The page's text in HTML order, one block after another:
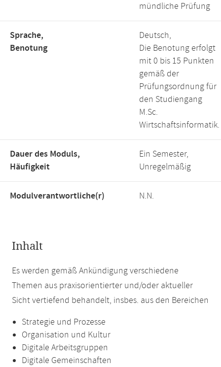
mündliche Prüfung
Sprache,
Benotung
Deutsch,
Die Benotung erfolgt
mit 0 bis 15 Punkten
gemäß der
Prüfungsordnung für
den Studiengang
M.Sc.
Wirtschaftsinformatik.
Dauer des Moduls,
Häufigkeit
Ein Semester,
Unregelmäßig
Modulverantwortliche(r) N.N.
Inhalt
Es werden gemäß Ankündigung verschiedene
Themen aus praxisorientierter und/oder aktueller
Sicht vertiefend behandelt, insbes. aus den Bereichen
Strategie und Prozesse
Organisation und Kultur
Digitale Arbeitsgruppen
Digitale Gemeinschaften